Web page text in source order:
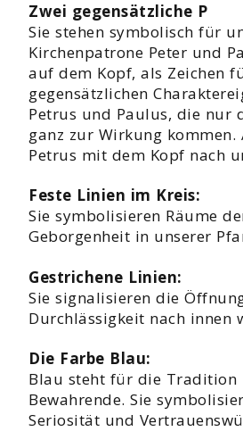
Zwei gegensätzliche P
Sie stehen symbolisch für
Kirchenpatrone Peter und
auf dem Kopf, als Zeichen
gegensätzlichen
Petrus und Paulus, die nur
ganz zur Wirkung kommen.
Petrus mit dem Kopf nach
Feste Linien im Kreis:
Sie symbolisieren Räume
Geborgenheit in unserer
Gestrichene Linien:
Sie signalisieren die
Durchlässigkeit nach innen
Die Farbe Blau:
Blau steht für die Tradition
Bewahrende. Sie
Seriosität und